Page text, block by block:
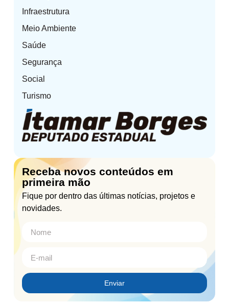
Infraestrutura
Meio Ambiente
Saúde
Segurança
Social
Turismo
Receba novos conteúdos em
primeira mão
Fique por dentro das últimas notícias, projetos e
novidades.
Enviar